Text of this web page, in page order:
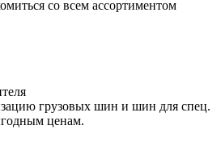
со всем ассортиментом
грузовых шин и шин для спец.
ценам.